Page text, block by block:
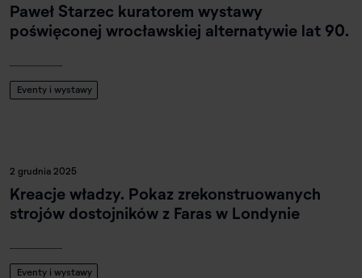
Paweł Starzec kuratorem wystawy
poświęconej wrocławskiej alternatywie lat 90.
Eventy i wystawy
2 grudnia 2025
Kreacje władzy. Pokaz zrekonstruowanych
strojów dostojników z Faras w Londynie
Eventy i wystawy